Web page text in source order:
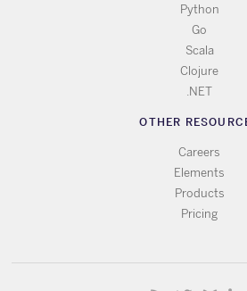
Python
Go
Scala
Clojure
.NET
OTHER
Careers
Elements
Products
Pricing